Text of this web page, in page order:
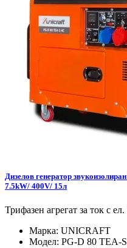
Дизелов генератор
7.5kW/ 400V/ 15л
Трифазен агрегат за ток с
Марка: UNICRAFT
Модел: PG-D 80 TEA-